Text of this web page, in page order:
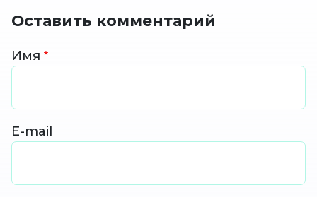
Оставить комментарий
Имя
E-mail